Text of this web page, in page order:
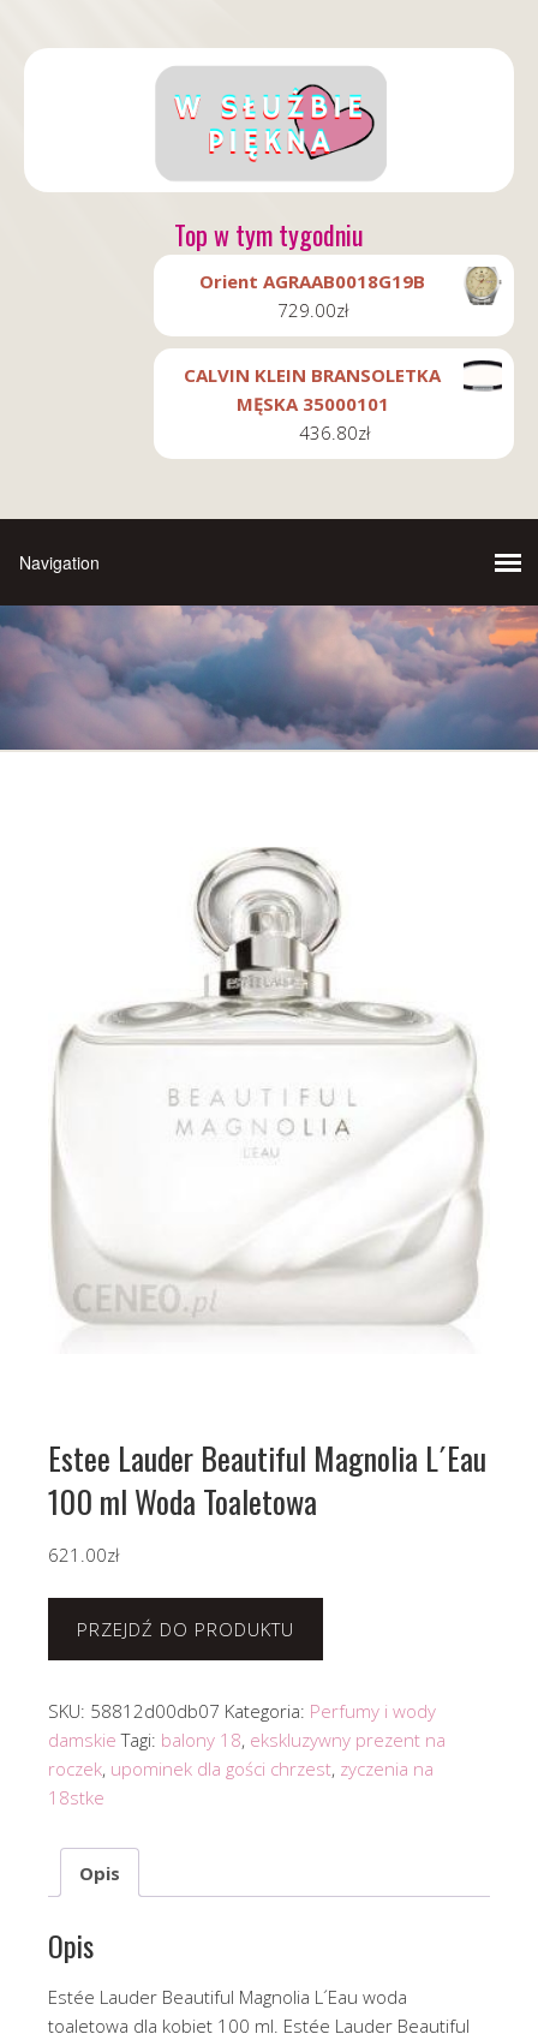
Top w tym tygodniu
Orient AGRAAB0018G19B
729.00zł
CALVIN KLEIN BRANSOLETKA
MĘSKA 35000101
436.80zł
Estee Lauder Beautiful Magnolia L´Eau
100 ml Woda Toaletowa
621.00zł
PRZEJDŹ DO PRODUKTU
SKU: 58812d00db07 Kategoria: Perfumy i wody
damskie Tagi: balony 18, ekskluzywny prezent na
roczek, upominek dla gości chrzest, zyczenia na
18stke
Opis
Opis
Estée Lauder Beautiful Magnolia L´Eau woda
toaletowa dla kobiet 100 ml. Estée Lauder Beautiful